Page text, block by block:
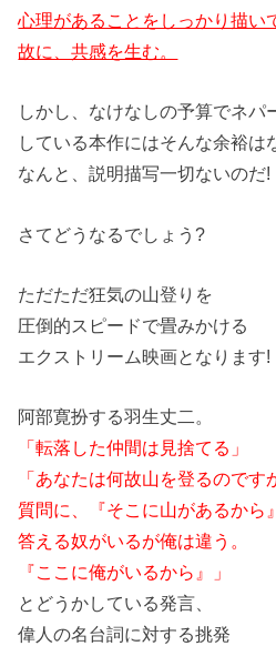
心理があることをしっかり描い
故に、共感を生む。
しかし、なけなしの予算でネパ
している本作にはそんな余裕は
なんと、説明描写一切ないのだ!
さてどうなるでしょう?
ただただ狂気の山登りを
圧倒的スピードで畳みかける
エクストリーム映画となります!
阿部寛扮する羽生丈二。
「転落した仲間は見捨てる」
「あなたは何故山を登るのです
質問に、『そこに山があるから
答える奴がいるが俺は違う。
『ここに俺がいるから』」
とどうかしている発言、
偉人の名台詞に対する挑発